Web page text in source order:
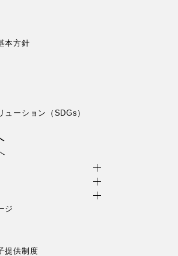
本方針
ューション（SDGs）
ジ
提供制度